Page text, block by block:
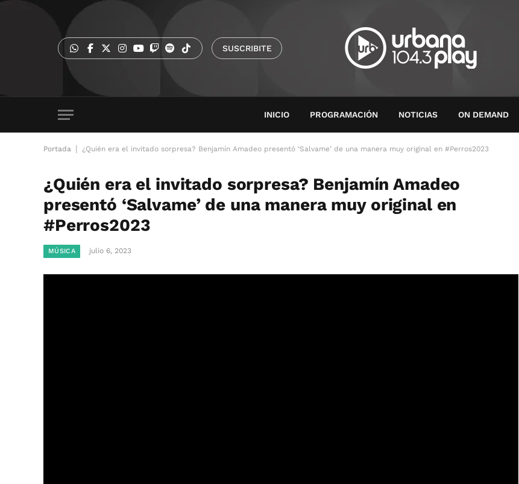
SUSCRIBITE
INICIO PROGRAMACIÓN NOTICIAS ON DEMAND
Portada ¿Quién era el invitado sorpresa? Benjamín Amadeo presentó ‘Salvame’ de una manera muy original en #Perros2023
¿Quién era el invitado sorpresa? Benjamín Amadeo
presentó ‘Salvame’ de una manera muy original en
#Perros2023
MÚSICA julio 6, 2023